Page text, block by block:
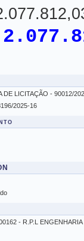
DE LICITAÇÃO - 90012/
2025-16
- R.P.L